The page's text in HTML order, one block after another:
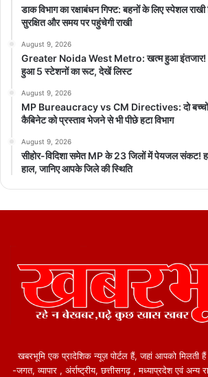
डाक विभाग का रक्षाबंधन गिफ्ट: बहनों के लिए स्पेशल
सुरक्षित और समय पर पहुंचेगी राखी
August 9, 2026
Greater Noida West Metro: खत्म हुआ इंतजार!
हुआ 5 स्टेशनों का रूट, देखें लिस्ट
August 9, 2026
MP Bureaucracy vs CM Directives: दो बच्चों
कैबिनेट को प्रस्ताव भेजने से भी पीछे हटा विभाग
August 9, 2026
सीहोर-विदिशा समेत MP के 23 जिलों में पेयजल संकट!
हाल, जानिए आपके जिले की स्थिति
खबरभूमि एक प्रादेशिक न्यूज़ पोर्टल हैं, जहां आपको मिलती
-जगत, व्यापार , अंर्राष्ट्रीय, छत्तीसगढ़ , मध्याप्रदेश एवं अन्य